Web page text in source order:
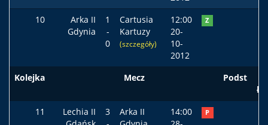
10
Arka II
Gdynia
1
-
0
Cartusia
Kartuzy
(szczegóły)
12:00
20-
10-
2012
Z
Kolejka Mecz Podst
11
Lechia II
3
Arka II
14:00
P